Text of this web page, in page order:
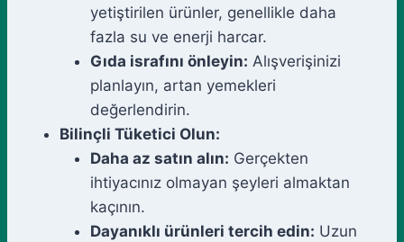
yetiştirilen ürünler, genellikle daha
fazla su ve enerji harcar.
Gıda israfını önleyin: Alışverişinizi
planlayın, artan yemekleri
değerlendirin.
Bilinçli Tüketici Olun:
Daha az satın alın: Gerçekten
ihtiyacınız olmayan şeyleri almaktan
kaçının.
Dayanıklı ürünleri tercih edin: Uzun